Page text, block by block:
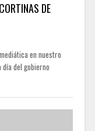
DE
en nuestro
del gobierno